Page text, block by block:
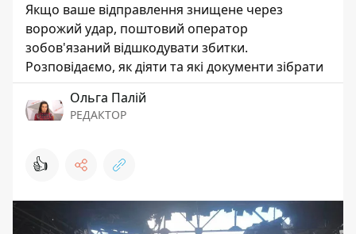
Якщо ваше відправлення знищене через
ворожий удар, поштовий оператор
зобов'язаний відшкодувати збитки.
Розповідаємо, як діяти та які документи зібрати
Ольга Палій
РЕДАКТОР
👍